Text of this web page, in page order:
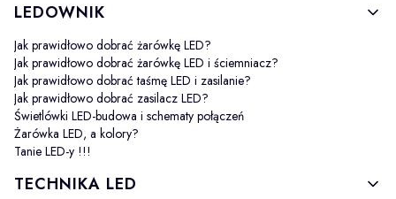
LEDOWNIK
Jak prawidłowo dobrać żarówkę LED?
Jak prawidłowo dobrać żarówkę LED i ściemniacz?
Jak prawidłowo dobrać taśmę LED i zasilanie?
Jak prawidłowo dobrać zasilacz LED?
Świetlówki LED-budowa i schematy połączeń
Żarówka LED, a kolory?
Tanie LED-y !!!
TECHNIKA LED